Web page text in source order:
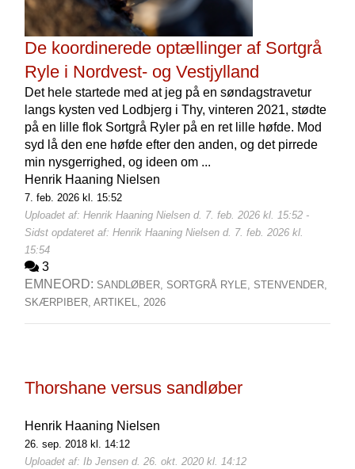
De koordinerede optællinger af Sortgrå
Ryle i Nordvest- og Vestjylland
Det hele startede med at jeg på en søndagstravetur
langs kysten ved Lodbjerg i Thy, vinteren 2021, stødte
på en lille flok Sortgrå Ryler på en ret lille høfde. Mod
syd lå den ene høfde efter den anden, og det pirrede
min nysgerrighed, og ideen om ...
Henrik Haaning Nielsen
7. feb. 2026 kl. 15:52
Uploadet af: Henrik Haaning Nielsen d. 7. feb. 2026 kl. 15:52 -
Sidst opdateret af: Henrik Haaning Nielsen d. 7. feb. 2026 kl.
15:54
3
EMNEORD: SANDLØBER, SORTGRÅ RYLE, STENVENDER,
SKÆRPIBER, ARTIKEL, 2026
Thorshane versus sandløber
Henrik Haaning Nielsen
26. sep. 2018 kl. 14:12
Uploadet af: Ib Jensen d. 26. okt. 2020 kl. 14:12